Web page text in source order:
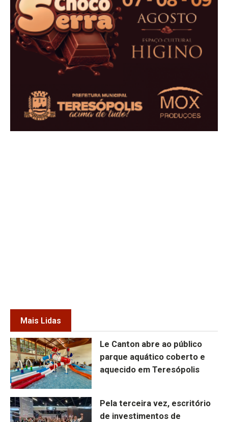
Mais Lidas
Le Canton abre ao público
parque aquático coberto e
aquecido em Teresópolis
Pela terceira vez, escritório
de investimentos de